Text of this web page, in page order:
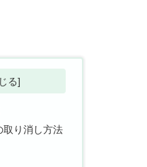
取り消し方法